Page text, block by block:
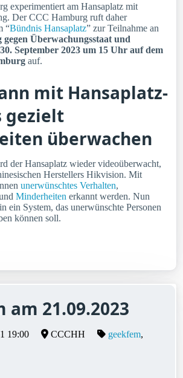
experimentiert am Hansaplatz mit
Der CCC Hamburg ruft daher
“Bündnis Hansaplatz” zur Teilnahme an
gegen Überwachungsstaat und
September 2023 um 15 Uhr auf dem
auf.
mit Hansaplatz-
gezielt
überwachen
der Hansaplatz wieder videoüberwacht,
Herstellers Hikvision. Mit
unerwünschtes Verhalten,
Minderheiten erkannt werden. Nun
ein System, das unerwünschte Personen
können soll.
am 21.09.2023
19:00 CCCHH
geekfem